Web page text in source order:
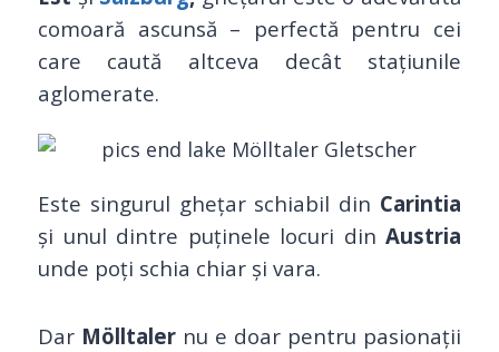
comoară ascunsă – perfectă pentru cei
care caută altceva decât stațiunile
aglomerate.
Este singurul ghețar schiabil din Carintia
și unul dintre puținele locuri din Austria
unde poți schia chiar și vara.
Dar Mölltaler nu e doar pentru pasionații